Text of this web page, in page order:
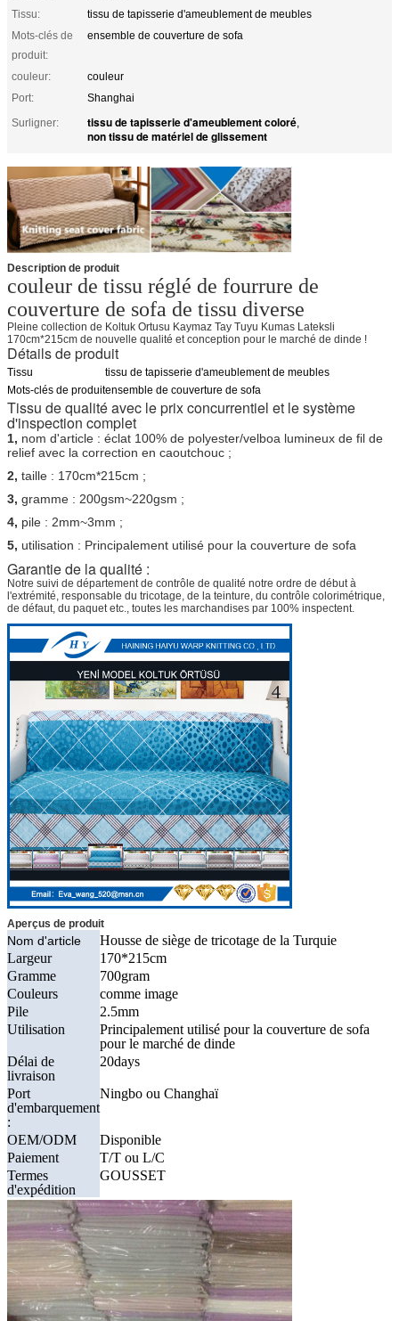
Tissu:
tissu de tapisserie d'ameublement de meubles
Mots-clés de
produit:
ensemble de couverture de sofa
couleur:
couleur
Port:
Shanghai
Surligner:
tissu de tapisserie d'ameublement coloré,
non tissu de matériel de glissement
Description de produit
couleur de tissu réglé de fourrure de
couverture de sofa de tissu diverse
Pleine collection de Koltuk Ortusu Kaymaz Tay Tuyu Kumas Lateksli
170cm*215cm de nouvelle qualité et conception pour le marché de dinde !
Détails de produit
Tissu
tissu de tapisserie d'ameublement de meubles
Mots-clés de produitensemble de couverture de sofa
Tissu de qualité avec le prix concurrentiel et le système
d'inspection complet
1, nom d'article : éclat 100% de polyester/velboa lumineux de fil de
relief avec la correction en caoutchouc ;
2, taille : 170cm*215cm ;
3, gramme : 200gsm~220gsm ;
4, pile : 2mm~3mm ;
5, utilisation : Principalement utilisé pour la couverture de sofa
Garantie de la qualité :
Notre suivi de département de contrôle de qualité notre ordre de début à
l'extrémité, responsable du tricotage, de la teinture, du contrôle colorimétrique,
de défaut, du paquet etc., toutes les marchandises par 100% inspectent.
Aperçus de produit
Nom d'article
Housse de siège de tricotage de la Turquie
Largeur
170*215cm
Gramme
700gram
Couleurs
comme image
Pile
2.5mm
Utilisation
Principalement utilisé pour la couverture de sofa
pour le marché de dinde
Délai de
livraison
20days
Port
d'embarquement
:
Ningbo ou Changhaï
OEM/ODM
Disponible
Paiement
T/T ou L/C
Termes
d'expédition
GOUSSET